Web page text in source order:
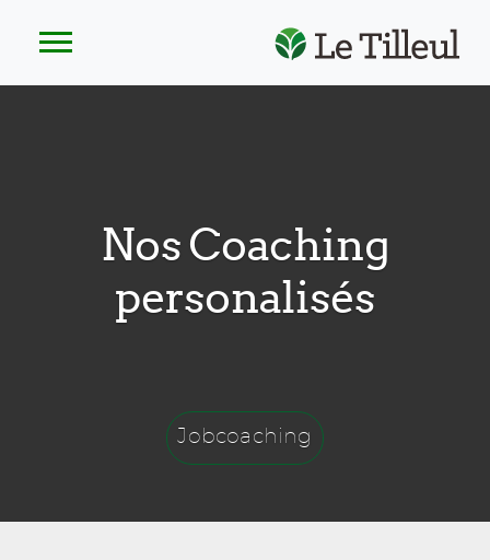
Nos Coaching
personalisés
Jobcoaching